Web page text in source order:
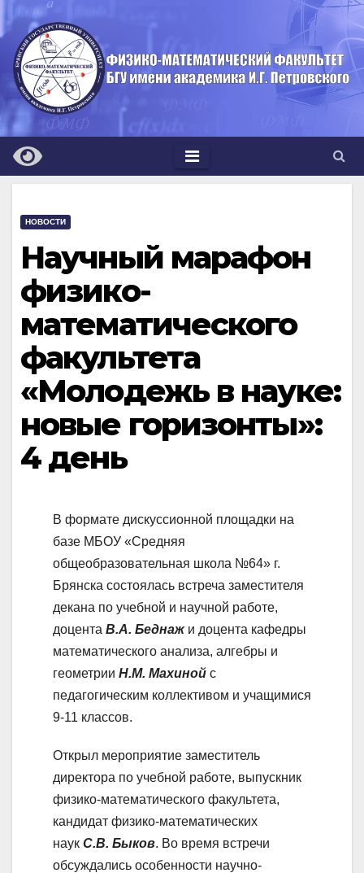
Перейти
к
содержимому
НОВОСТИ
Научный марафон
физико-
математического
факультета
«Молодежь в науке:
новые горизонты»:
4 день
В формате дискуссионной площадки на
базе МБОУ «Средняя
общеобразовательная школа №64» г.
Брянска состоялась встреча заместителя
декана по учебной и научной работе,
доцента В.А. Беднажи доцента кафедры
математического анализа, алгебры и
геометрии Н.М. Махиной с
педагогическим коллективом и учащимися
9-11 классов.
Открыл мероприятие заместитель
директора по учебной работе, выпускник
физико-математического факультета,
кандидат физико-математических
наук С.В. Быков. Во время встречи
обсуждались особенности научно-